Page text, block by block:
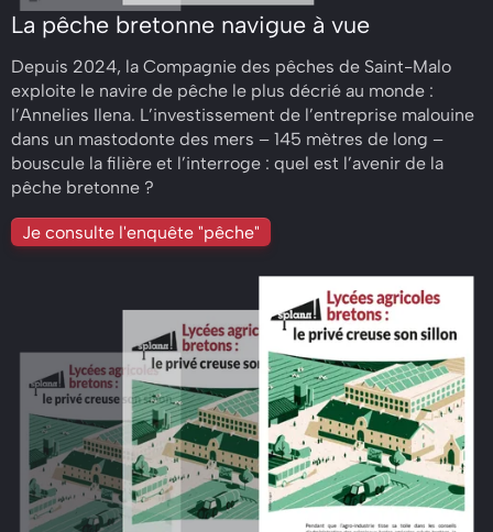
La pêche bretonne navigue à vue
Depuis 2024, la Compagnie des pêches de Saint-Malo
exploite le navire de pêche le plus décrié au monde :
l’Annelies Ilena. L’investissement de l’entreprise malouine
dans un mastodonte des mers – 145 mètres de long –
bouscule la filière et l’interroge : quel est l’avenir de la
pêche bretonne ?
Je consulte l'enquête "pêche"